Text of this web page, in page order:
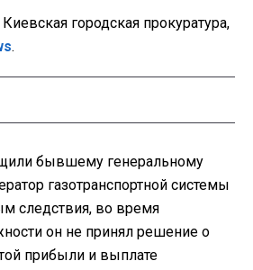
Киевская городская прокуратура,
.
бывшему генеральному
газотранспортной системы
следствия, во время
он не принял решение о
прибыли и выплате